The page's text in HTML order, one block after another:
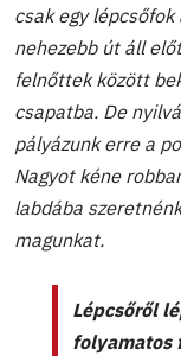
csak egy
nehezebb út áll
felnőttek között
csapatba. De
pályázunk erre a
Nagyot kéne
labdába
magunkat.
Lépcsőről
folyamatos